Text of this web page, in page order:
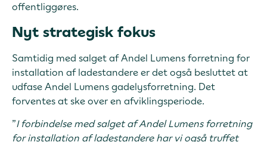
offentliggøres.
Nyt strategisk fokus
Samtidig med salget af Andel Lumens forretning for
installation af ladestandere er det også besluttet at
udfase Andel Lumens gadelysforretning. Det
forventes at ske over en afviklingsperiode.
”I forbindelse med salget af Andel Lumens forretning
for installation af ladestandere har vi også truffet